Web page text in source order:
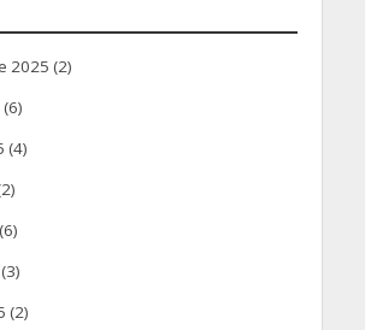
2025 (2)
(6)
(4)
(6)
(3)
(2)